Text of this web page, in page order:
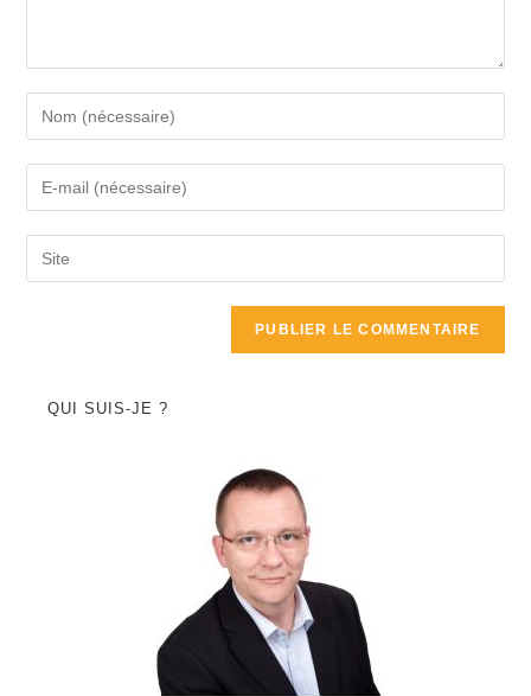
QUI SUIS-JE ?